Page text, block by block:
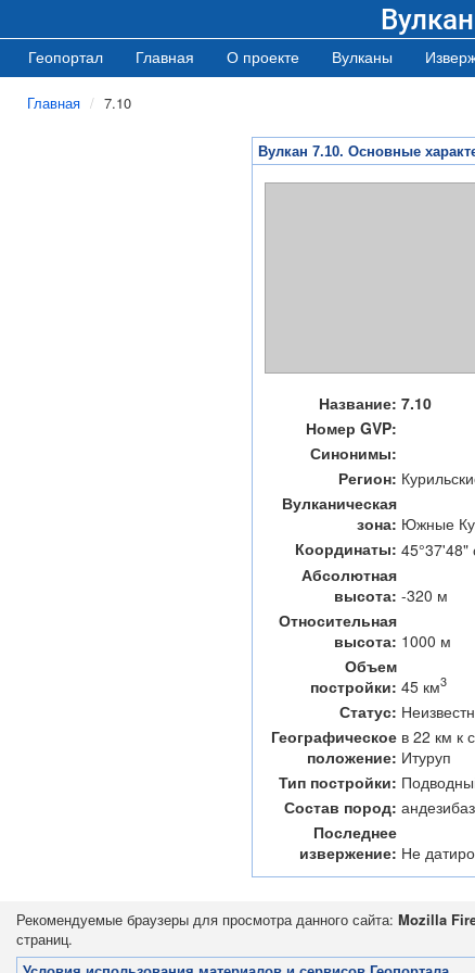
Геопортал Главная О проекте Вулканы
Главная 7.10
Вулкан 7.10. Основные
Название: 7.10
Номер GVP:
Синонимы:
Регион:
Вулканическая
зона: Южные
Координаты: 45°37'48"
Абсолютная
высота: -320 м
Относительная
высота: 1000 м
Объем
постройки: 45 км3
Статус:
Географическое
положение:
в 22 км к
Итуруп
Тип постройки:
Состав пород:
Последнее
извержение: Не
Рекомендуемые браузеры для просмотра данного сайта: Mozilla
страниц.